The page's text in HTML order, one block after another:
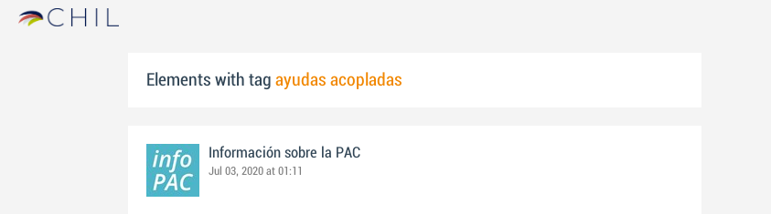
Elements with tag ayudas acopladas
Información sobre la PAC
Jul 03, 2020 at 01:11